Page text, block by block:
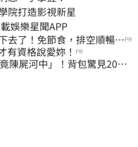
院打造影視新星
動態 即刻下載娛樂星聞APP
去了！免節食，排空順暢就PR
有資格說愛妳！ PR
陳屍河中」！背包驚見20kg